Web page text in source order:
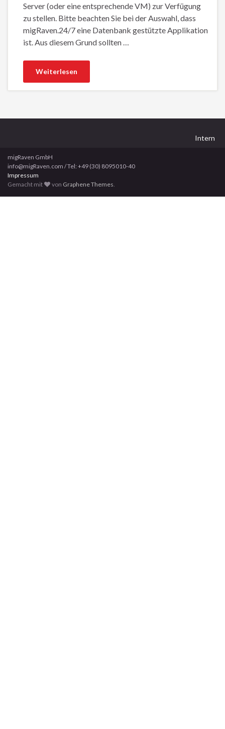
Server (oder eine entsprechende VM) zur Verfügung
zu stellen. Bitte beachten Sie bei der Auswahl, dass
migRaven.24/7 eine Datenbank gestützte Applikation
ist. Aus diesem Grund sollten …
Weiterlesen
Intern
migRaven GmbH
info@migRaven.com / Tel: +49 (30) 8095010-40
Impressum
Gemacht mit
von Graphene Themes